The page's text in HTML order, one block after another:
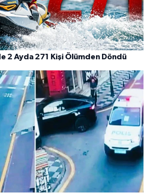
2 Ayda 271 Kişi Ölümden Döndü